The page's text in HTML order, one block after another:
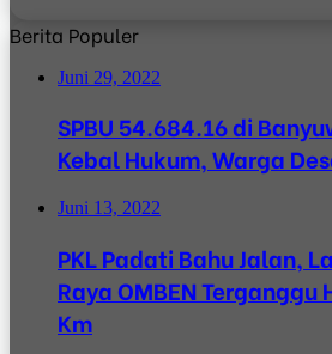
Berita Populer
Juni 29, 2022
SPBU 54.684.16 di
Kebal Hukum, Warga
Juni 13, 2022
PKL Padati Bahu Jalan,
Raya OMBEN
Km